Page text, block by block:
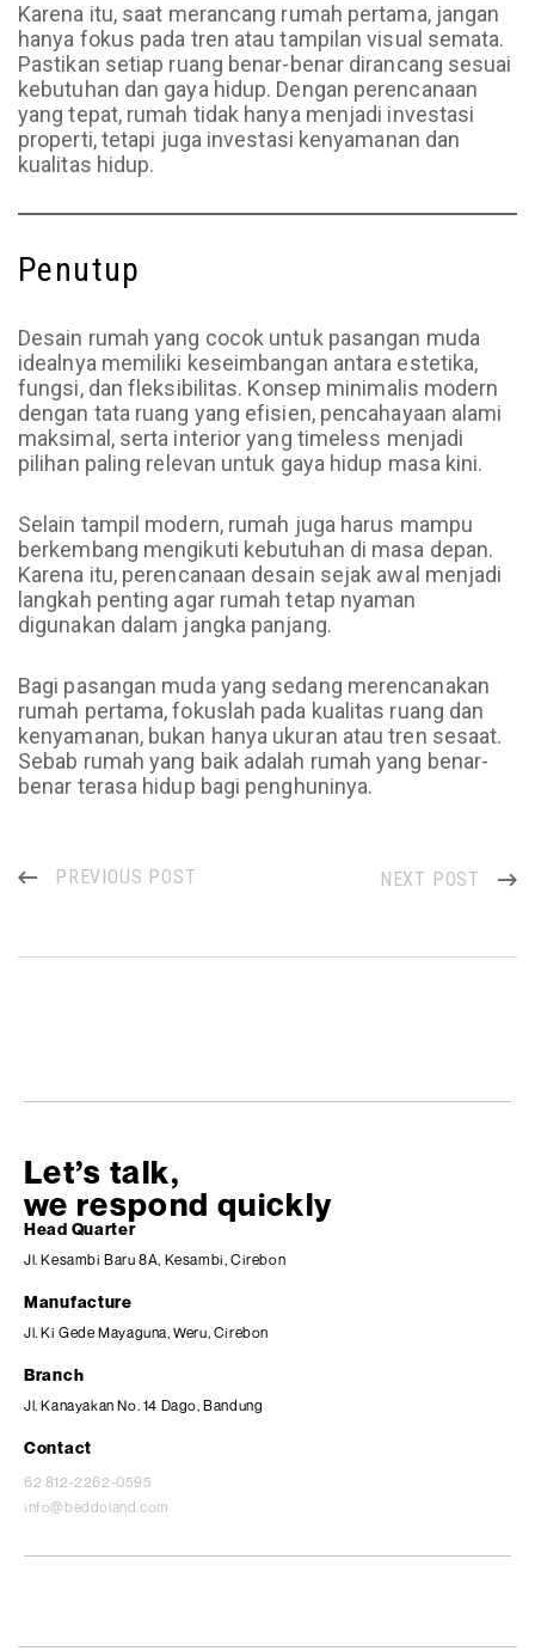
Karena itu, saat merancang rumah pertama, jangan
hanya fokus pada tren atau tampilan visual semata.
Pastikan setiap ruang benar-benar dirancang sesuai
kebutuhan dan gaya hidup. Dengan perencanaan
yang tepat, rumah tidak hanya menjadi investasi
properti, tetapi juga investasi kenyamanan dan
kualitas hidup.
Penutup
Desain rumah yang cocok untuk pasangan muda
idealnya memiliki keseimbangan antara estetika,
fungsi, dan fleksibilitas. Konsep minimalis modern
dengan tata ruang yang efisien, pencahayaan alami
maksimal, serta interior yang timeless menjadi
pilihan paling relevan untuk gaya hidup masa kini.
Selain tampil modern, rumah juga harus mampu
berkembang mengikuti kebutuhan di masa depan.
Karena itu, perencanaan desain sejak awal menjadi
langkah penting agar rumah tetap nyaman
digunakan dalam jangka panjang.
Bagi pasangan muda yang sedang merencanakan
rumah pertama, fokuslah pada kualitas ruang dan
kenyamanan, bukan hanya ukuran atau tren sesaat.
Sebab rumah yang baik adalah rumah yang benar-
benar terasa hidup bagi penghuninya.
PREVIOUS POST NEXT POST
Let’s talk,
we respond quickly
Head Quarter
Jl. Kesambi Baru 8A, Kesambi, Cirebon
Manufacture
Jl. Ki Gede Mayaguna, Weru, Cirebon
Branch
Jl. Kanayakan No. 14 Dago, Bandung
Contact
62 812-2262-0595
info@beddoland.com